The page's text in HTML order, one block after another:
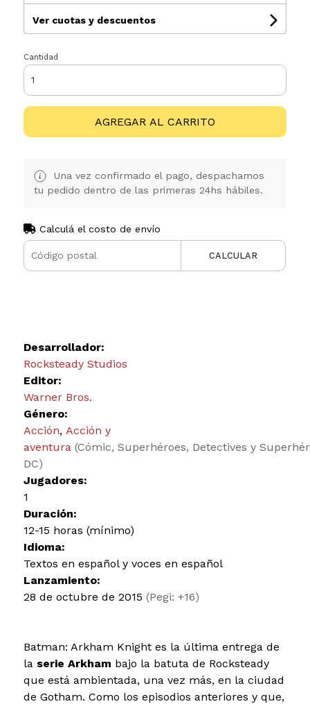
Ver cuotas y descuentos
Cantidad
AGREGAR AL CARRITO
Una vez confirmado el pago, despachamos
tu pedido dentro de las primeras 24hs hábiles.
Calculá el costo de envío
CALCULAR
Desarrollador:
Rocksteady Studios
Editor:
Warner Bros.
Género:
Acción, Acción y
aventura (Cómic, Superhéroes, Detectives y
DC)
Jugadores:
1
Duración:
12-15 horas (mínimo)
Idioma:
Textos en español y voces en español
Lanzamiento:
28 de octubre de 2015 (Pegi: +16)
Batman: Arkham Knight es la última entrega de
la serie Arkham bajo la batuta de Rocksteady
que está ambientada, una vez más, en la ciudad
de Gotham. Como los episodios anteriores y que,